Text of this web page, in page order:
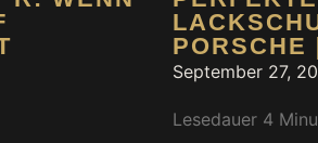
PORSCHE
September 27,
Lesedauer 4